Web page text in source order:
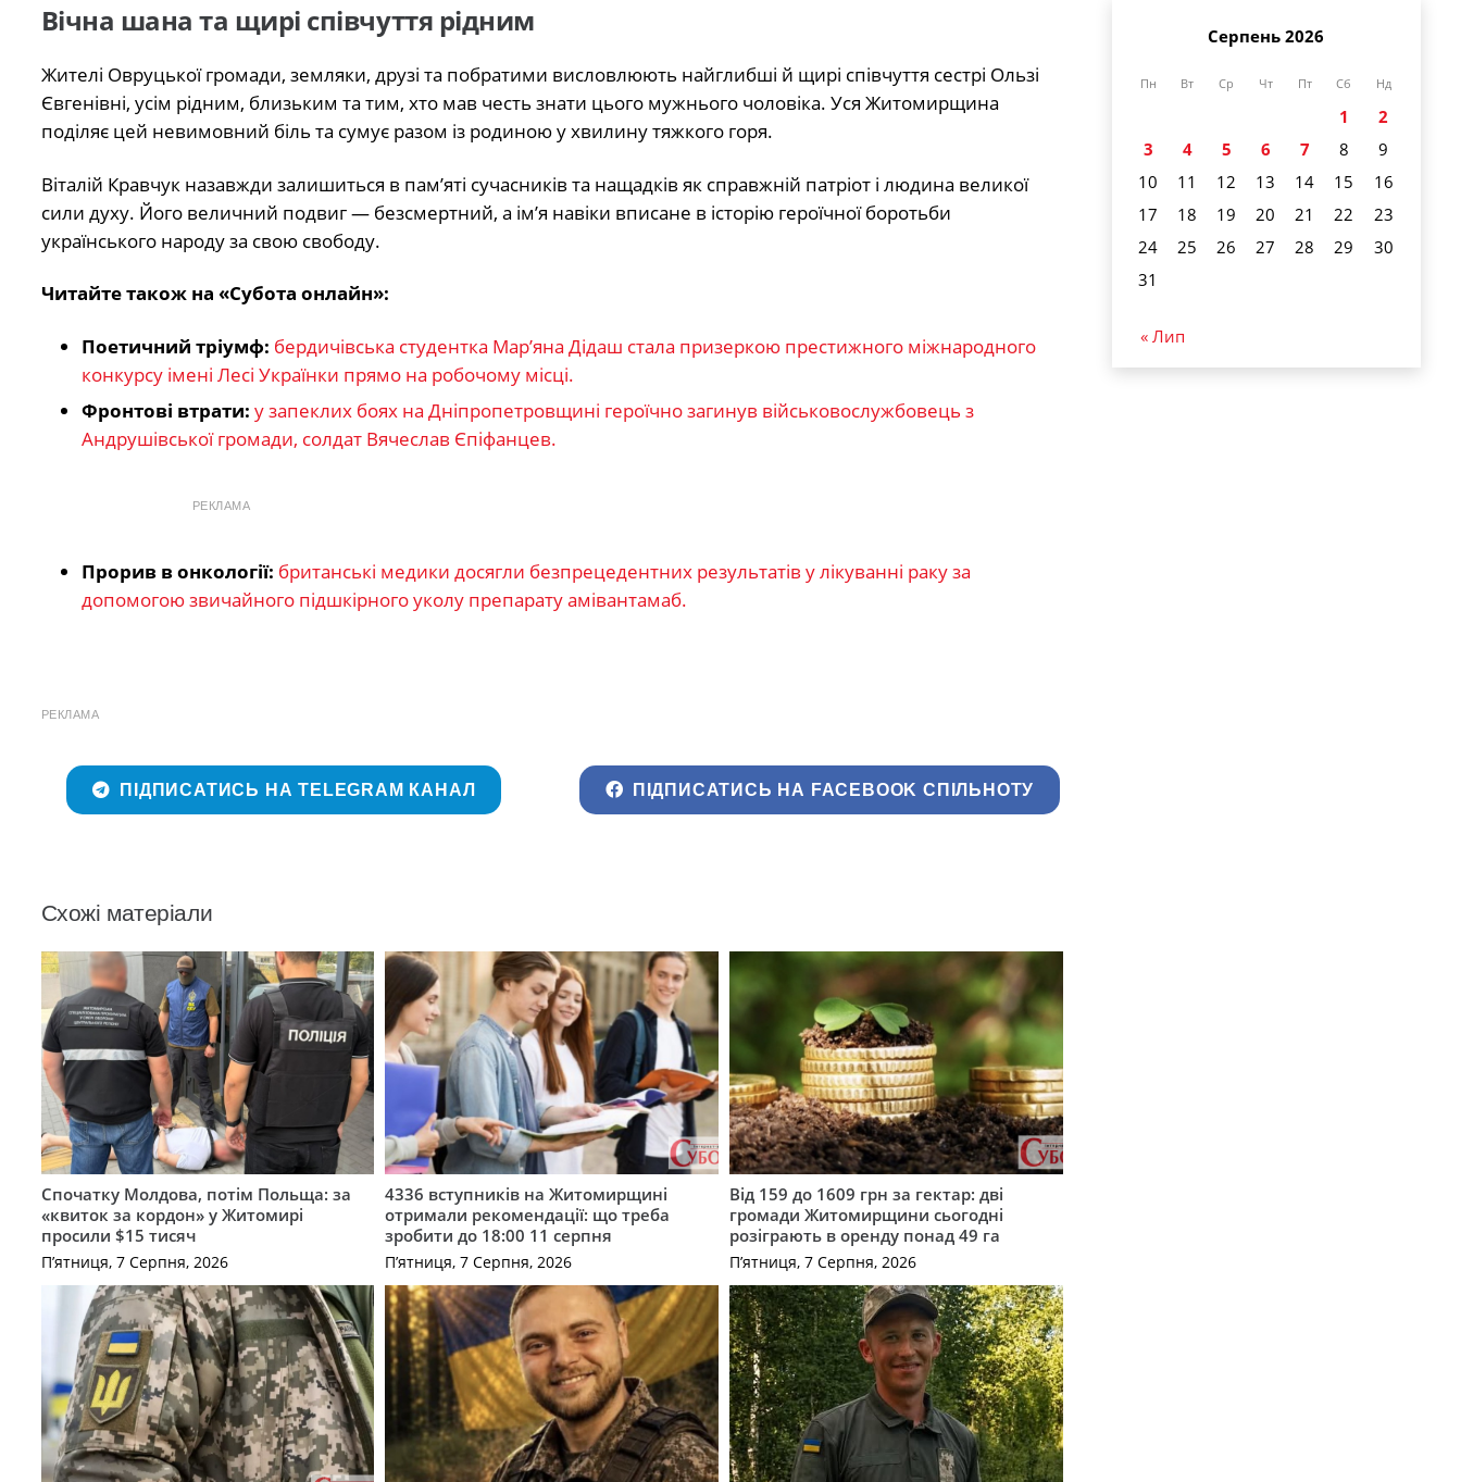
Вічна шана та щирі співчуття рідним
Жителі Овруцької громади, земляки, друзі та побратими висловлюють найглибші й щирі співчуття сестрі Ользі
Євгенівні, усім рідним, близьким та тим, хто мав честь знати цього мужнього чоловіка. Уся Житомирщина
поділяє цей невимовний біль та сумує разом із родиною у хвилину тяжкого горя.
Віталій Кравчук назавжди залишиться в пам’яті сучасників та нащадків як справжній патріот і людина великої
сили духу. Його величний подвиг — безсмертний, а ім’я навіки вписане в історію героїчної боротьби
українського народу за свою свободу.
Читайте також на «Субота онлайн»:
Поетичний тріумф: бердичівська студентка Мар’яна Дідаш стала призеркою престижного міжнародного
конкурсу імені Лесі Українки прямо на робочому місці.
Фронтові втрати: у запеклих боях на Дніпропетровщині героїчно загинув військовослужбовець з
Андрушівської громади, солдат Вячеслав Єпіфанцев.
РЕКЛАМА
Прорив в онкології: британські медики досягли безпрецедентних результатів у лікуванні раку за
допомогою звичайного підшкірного уколу препарату амівантамаб.
РЕКЛАМА
ПІДПИСАТИСЬ НА TELEGRAM КАНАЛ ПІДПИСАТИСЬ НА FACEBOOK СПІЛЬНОТУ
Схожі матеріали
Спочатку Молдова, потім Польща: за
«квиток за кордон» у Житомирі
просили $15 тисяч
П’ятниця, 7 Серпня, 2026
4336 вступників на Житомирщині
отримали рекомендації: що треба
зробити до 18:00 11 серпня
П’ятниця, 7 Серпня, 2026
Від 159 до 1609 грн за гектар: дві
громади Житомирщини сьогодні
розіграють в оренду понад 49 га
П’ятниця, 7 Серпня, 2026
Серпень 2026
Пн Вт Ср Чт Пт Сб Нд
1
2
3
4 5 6 7 8
9
10
11 12 13 14 15
16
17
18 19 20 21 22
23
24
25 26 27 28 29
30
31
« Лип